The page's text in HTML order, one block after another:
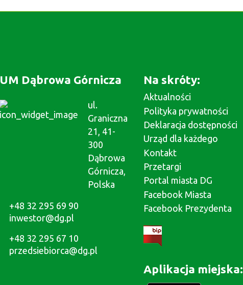
UM Dąbrowa Górnicza
ul.
Graniczna
21, 41-
300
Dąbrowa
Górnicza,
Polska
+48 32 295 69 90
inwestor@dg.pl
+48 32 295 67 10
przedsiebiorca@dg.pl
Na skróty:
Aktualności
Polityka prywatności
Deklaracja dostępności
Urząd dla każdego
Kontakt
Przetargi
Portal miasta DG
Facebook Miasta
Facebook Prezydenta
Aplikacja miejska: